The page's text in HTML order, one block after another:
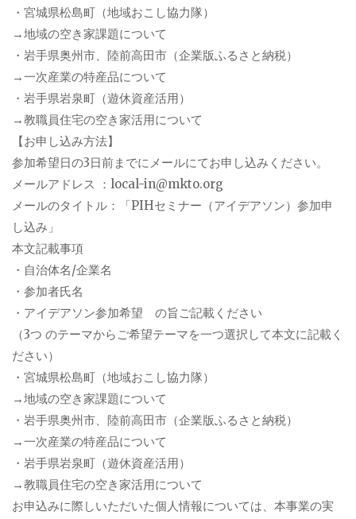
・宮城県松島町（地域おこし協力隊）
→地域の空き家課題について
・岩手県奥州市、陸前高田市（企業版ふるさと納税）
→一次産業の特産品について
・岩手県岩泉町（遊休資産活用）
→教職員住宅の空き家活用について
【お申し込み方法】
参加希望日の3日前までにメールにてお申し込みください。
メールアドレス ：local-in@mkto.org
メールのタイトル：「PIHセミナー（アイデアソン）参加申
し込み」
本文記載事項
・自治体名/企業名
・参加者氏名
・アイデアソン参加希望 の旨ご記載ください
（3つ のテーマからご希望テーマを一つ選択して本文に記載く
ださい）
・宮城県松島町（地域おこし協力隊）
→地域の空き家課題について
・岩手県奥州市、陸前高田市（企業版ふるさと納税）
→一次産業の特産品について
・岩手県岩泉町（遊休資産活用）
→教職員住宅の空き家活用について
お申込みに際しいただいた個人情報については、本事業の実